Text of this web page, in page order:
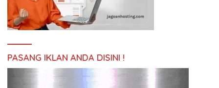
PASANG IKLAN ANDA DISINI !